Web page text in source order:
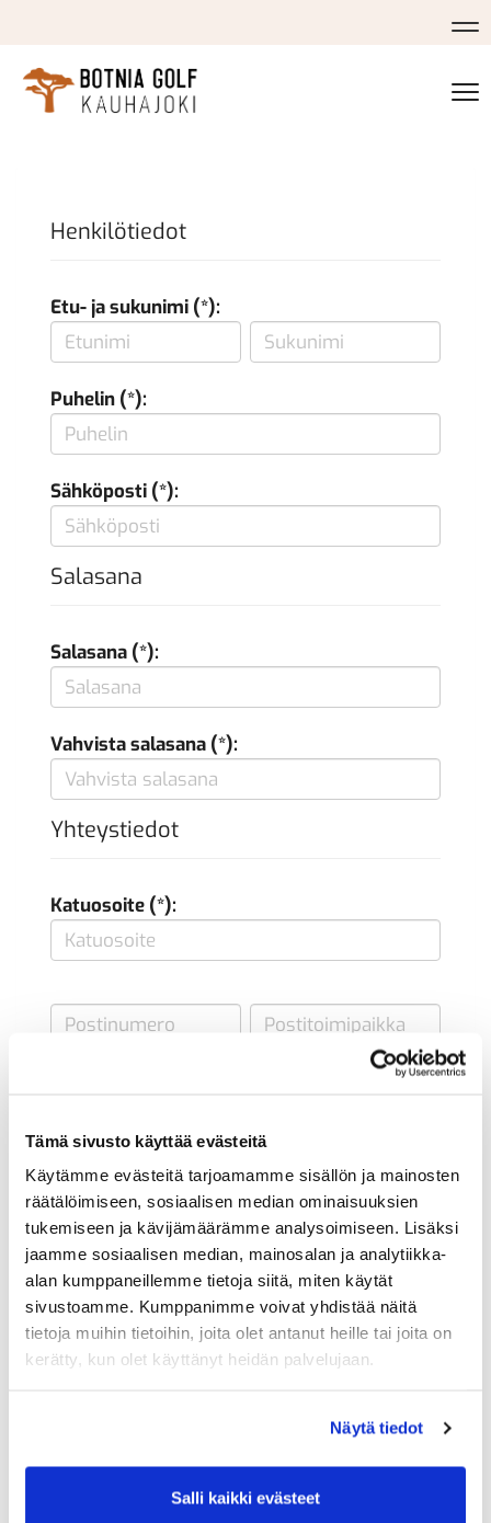
Tämä sivusto käyttää evästeitä
Käytämme evästeitä tarjoamamme sisällön ja mainosten
räätälöimiseen, sosiaalisen median ominaisuuksien
tukemiseen ja kävijämäärämme analysoimiseen. Lisäksi
jaamme sosiaalisen median, mainosalan ja analytiikka-
alan kumppaneillemme tietoja siitä, miten käytät
sivustoamme. Kumppanimme voivat yhdistää näitä
tietoja muihin tietoihin, joita olet antanut heille tai joita on
kerätty, kun olet käyttänyt heidän palvelujaan.
Näytä tiedot
Salli kaikki evästeet
Henkilötiedot
Etu- ja sukunimi (*):
Puhelin (*):
Sähköposti (*):
Salasana
Salasana (*):
Vahvista salasana (*):
Yhteystiedot
Katuosoite (*):
Golf jäsenyys
Valitse seura:
Jäsennumero:
Syntymäaika: (*)